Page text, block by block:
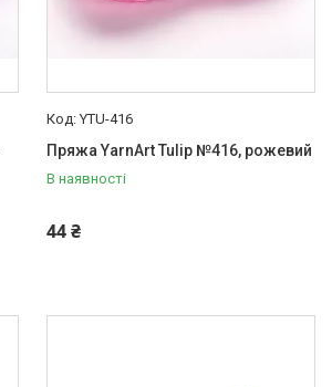
YTU-416
Пряжа YarnArt Tulip №416, рожевий
В наявності
44 ₴